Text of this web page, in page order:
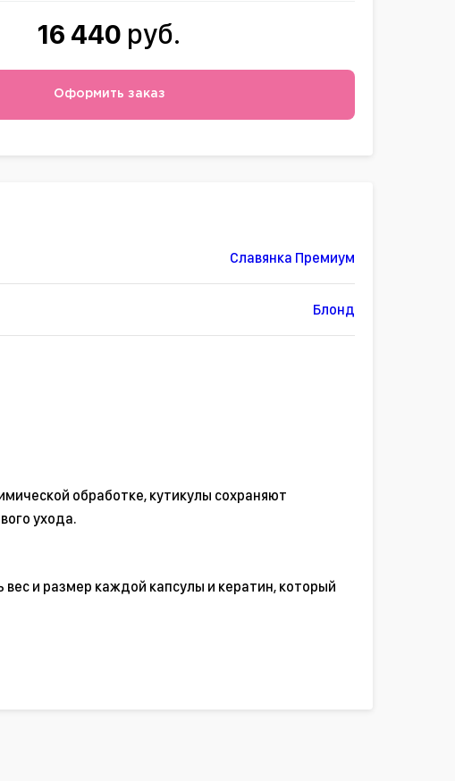
16 440 руб.
Оформить заказ
Славянка Премиум
Блонд
обработке, кутикулы сохраняют
ухода.
и размер каждой капсулы и кератин, который